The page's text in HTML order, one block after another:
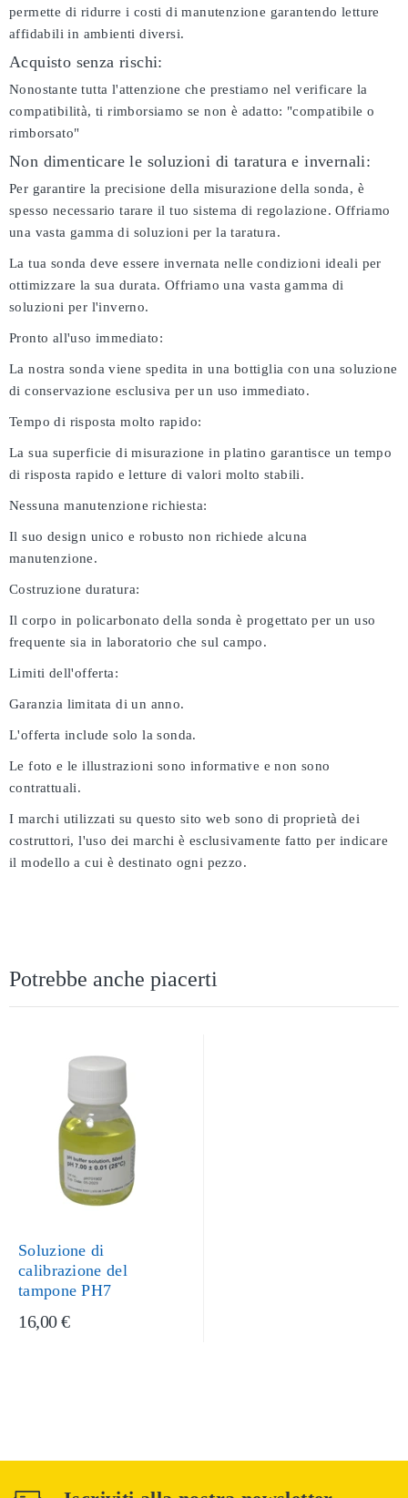
permette di ridurre i costi di manutenzione garantendo letture
affidabili in ambienti diversi.
Acquisto senza rischi:
Nonostante tutta l'attenzione che prestiamo nel verificare la
compatibilità, ti rimborsiamo se non è adatto: "compatibile o
rimborsato"
Non dimenticare le soluzioni di taratura e invernali:
Per garantire la precisione della misurazione della sonda, è
spesso necessario tarare il tuo sistema di regolazione. Offriamo
una vasta gamma di soluzioni per la taratura.
La tua sonda deve essere invernata nelle condizioni ideali per
ottimizzare la sua durata. Offriamo una vasta gamma di
soluzioni per l'inverno.
Pronto all'uso immediato:
La nostra sonda viene spedita in una bottiglia con una soluzione
di conservazione esclusiva per un uso immediato.
Tempo di risposta molto rapido:
La sua superficie di misurazione in platino garantisce un tempo
di risposta rapido e letture di valori molto stabili.
Nessuna manutenzione richiesta:
Il suo design unico e robusto non richiede alcuna
manutenzione.
Costruzione duratura:
Il corpo in policarbonato della sonda è progettato per un uso
frequente sia in laboratorio che sul campo.
Limiti dell'offerta:
Garanzia limitata di un anno.
L'offerta include solo la sonda.
Le foto e le illustrazioni sono informative e non sono
contrattuali.
I marchi utilizzati su questo sito web sono di proprietà dei
costruttori, l'uso dei marchi è esclusivamente fatto per indicare
il modello a cui è destinato ogni pezzo.
Potrebbe anche piacerti
Soluzione di
calibrazione del
tampone PH7
16,00 €